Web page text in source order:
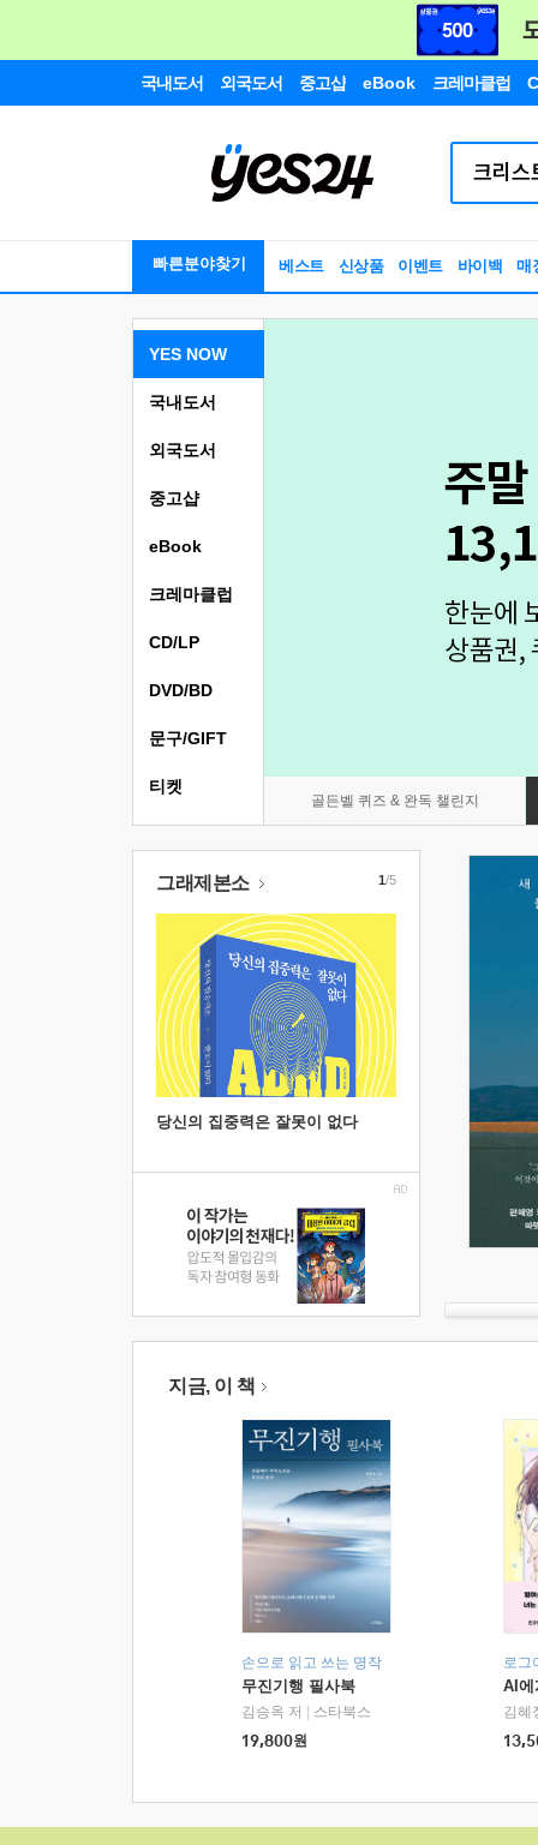
국내도서 외국도서 중고샵 eBook 크레마클럽
빠른분야찾기 베스트 신상품 이벤트 바이백 매
YES NOW
골든벨 퀴즈 & 완독 챌린지
국내도서
외국도서
중고샵
eBook
크레마클럽
CD/LP
DVD/BD
문구/GIFT
티켓
그래제본소
당신의 집중력은 잘못이 없다
1/5
지금, 이 책
손으로 읽고 쓰는 명작
무진기행 필사북
김승옥 저
스타북스
19,800원
로그
AI에
김혜